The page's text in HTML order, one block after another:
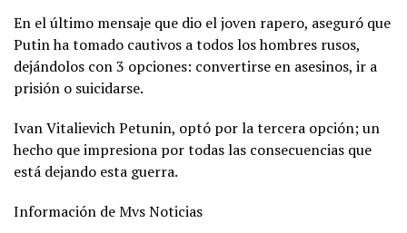
En el último mensaje que dio el joven rapero, aseguró que
Putin ha tomado cautivos a todos los hombres rusos,
dejándolos con 3 opciones: convertirse en asesinos, ir a
prisión o suicidarse.
Ivan Vitalievich Petunin, optó por la tercera opción; un
hecho que impresiona por todas las consecuencias que
está dejando esta guerra.
Información de Mvs Noticias